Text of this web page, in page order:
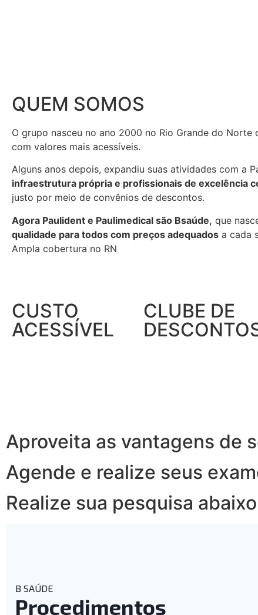
QUEM SOMOS
O grupo nasceu no ano 2000 no Rio Grande do
com valores mais acessíveis.
Alguns anos depois, expandiu suas atividades com a
infraestrutura própria e profissionais de excelência
justo por meio de convênios de descontos.
Agora Paulident e Paulimedical são Bsaúde, que
qualidade para todos com preços adequados a cada
Ampla cobertura no RN
CUSTO
ACESSÍVEL
CLUBE DE
Aproveita as vantagens de
Agende e realize seus
Realize sua pesquisa abaixo